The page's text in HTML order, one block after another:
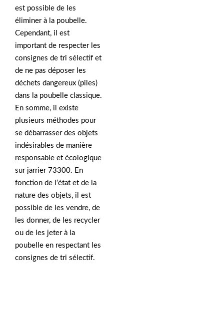
est possible de les
éliminer à la poubelle.
Cependant, il est
important de respecter les
consignes de tri sélectif et
de ne pas déposer les
déchets dangereux (piles)
dans la poubelle classique.
En somme, il existe
plusieurs méthodes pour
se débarrasser des objets
indésirables de manière
responsable et écologique
sur jarrier 73300. En
fonction de l’état et de la
nature des objets, il est
possible de les vendre, de
les donner, de les recycler
ou de les jeter à la
poubelle en respectant les
consignes de tri sélectif.